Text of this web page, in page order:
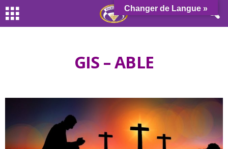
GIS – ABLE
Changer de Langue »